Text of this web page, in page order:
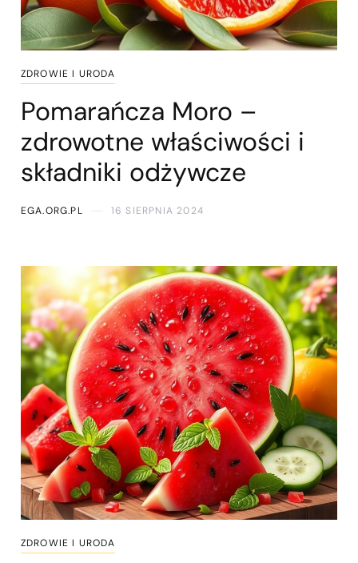
ZDROWIE I URODA
Pomarańcza Moro –
zdrowotne właściwości i
składniki odżywcze
EGA.ORG.PL 16 SIERPNIA 2024
ZDROWIE I URODA